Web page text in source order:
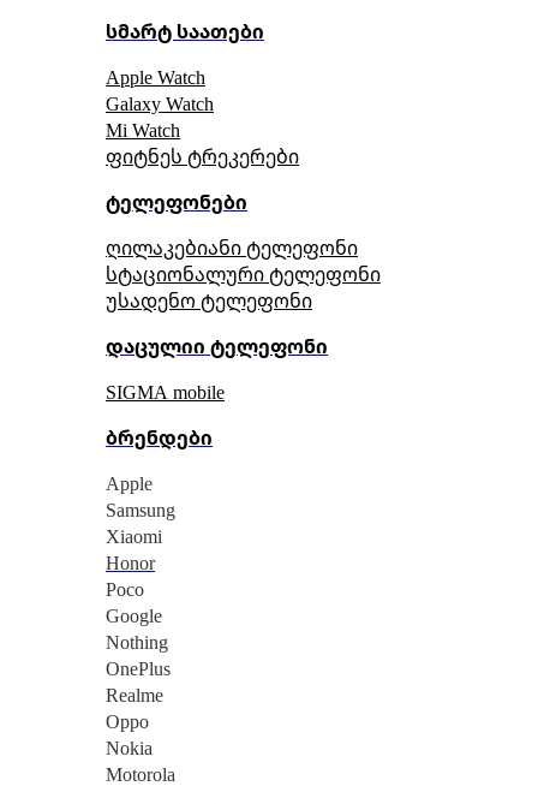
სმარტ საათები
Apple Watch
Galaxy Watch
Mi Watch
ფიტნეს ტრეკერები
ტელეფონები
ღილაკებიანი ტელეფონი
სტაციონალური ტელეფონი
უსადენო ტელეფონი
დაცულიი ტელეფონი
SIGMA mobile
ბრენდები
Apple
Samsung
Xiaomi
Honor
Poco
Google
Nothing
OnePlus
Realme
Oppo
Nokia
Motorola